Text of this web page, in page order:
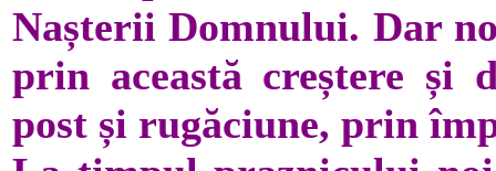
Nașterii Domnului. Dar
prin această creștere și
post și rugăciune, prin